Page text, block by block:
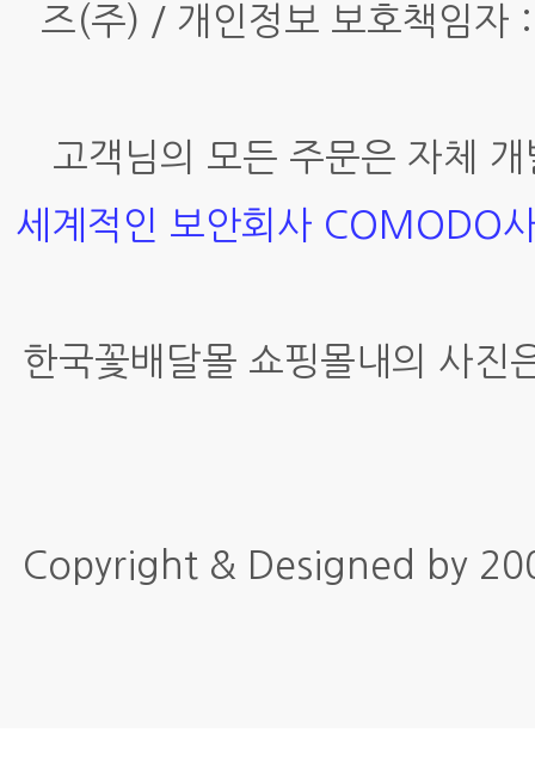
즈(주) / 개인정보 보호책임
고객님의 모든 주문은 자체
세계적인 보안회사 COMODO
한국꽃배달몰 쇼핑몰내의 사진
Copyright & Designed by